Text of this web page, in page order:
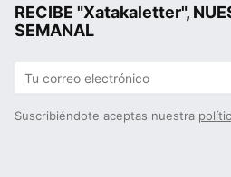
RECIBE "Xatakaletter",
SEMANAL
Suscribiéndote aceptas nuestra